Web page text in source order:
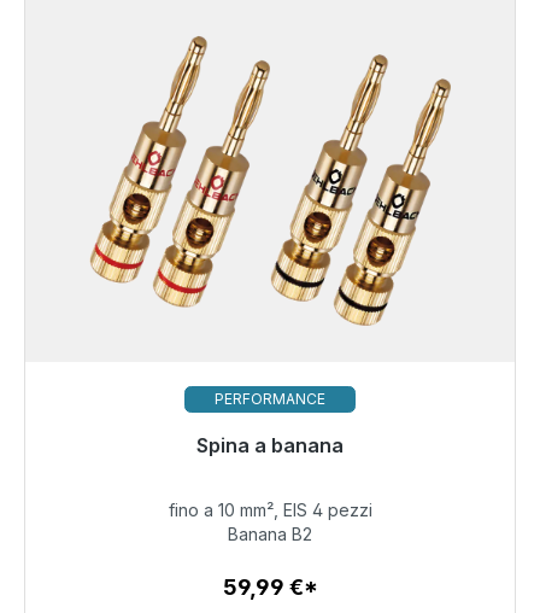
PERFORMANCE
Spina a banana
Pronto per la spedizione immediata, tempo di
59,99 €
Dettagli
fino a 10 mm², EIS 4 pezzi
Banana B2
59,99 €*